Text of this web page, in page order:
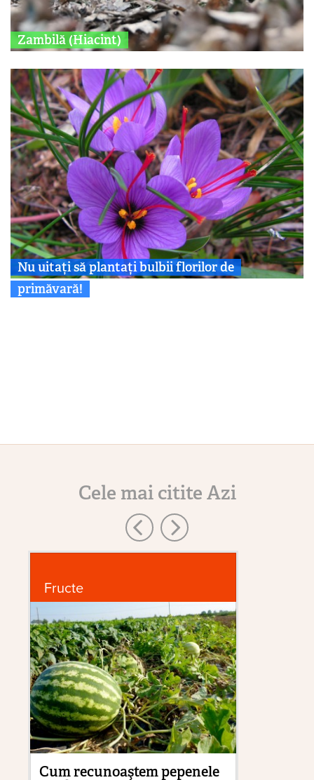
Zambilă (Hiacint)
Nu uitați să plantați bulbii florilor de
primăvară!
Cele mai citite Azi
Fructe
Cum recunoaştem pepenele